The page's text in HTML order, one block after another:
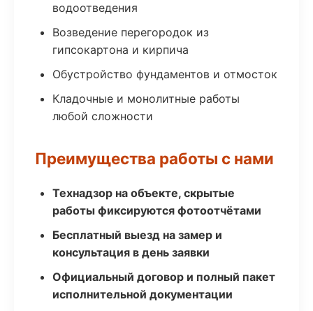
водоотведения
Возведение перегородок из
гипсокартона и кирпича
Обустройство фундаментов и отмосток
Кладочные и монолитные работы
любой сложности
Преимущества работы с нами
Технадзор на объекте, скрытые
работы фиксируются фотоотчётами
Бесплатный выезд на замер и
консультация в день заявки
Официальный договор и полный пакет
исполнительной документации